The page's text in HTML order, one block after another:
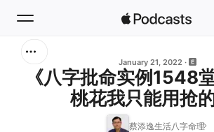
January 21, 2022
《八字批命实例1548
桃花我只能用抢
蔡添逸生活八字命理